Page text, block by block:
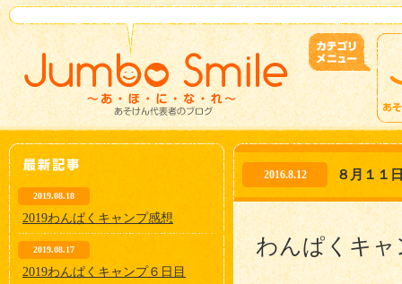
2019.08.18
2019わんぱくキャンプ感想
2019.08.17
2019わんぱくキャンプ６日目
2016.8.12 ８月１１
わんぱくキャ